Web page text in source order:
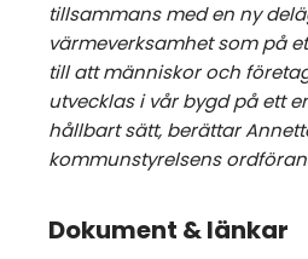
tillsammans med en ny
värmeverksamhet som på
till att människor och
utvecklas i vår bygd på ett
hållbart sätt, berättar
kommunstyrelsens
Dokument & länkar